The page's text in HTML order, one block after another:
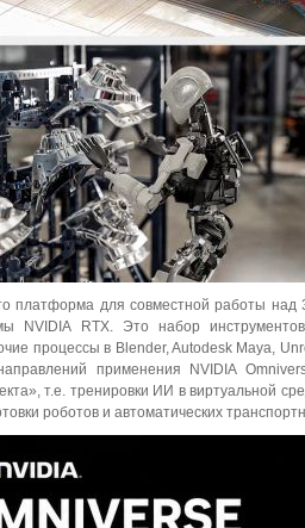
платформа для совместной работы над
NVIDIA RTX. Это набор
процессы в Blender, Autodesk Maya,
применения NVIDIA
т.е. тренировки ИИ в виртуальной
роботов и автоматических